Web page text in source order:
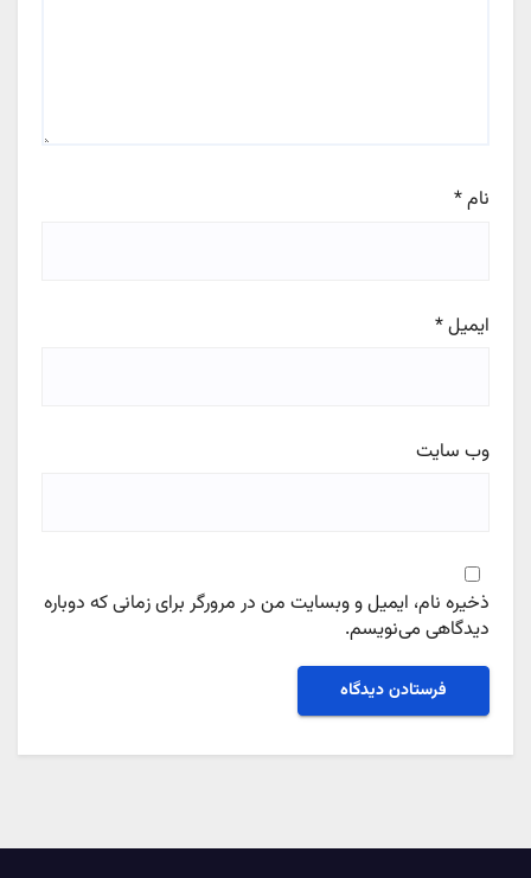
نام*
ایمیل*
وب‌ سایت
ذخیره نام، ایمیل و وبسایت من در مرورگر برای زمانی که دوباره
دیدگاهی می‌نویسم.